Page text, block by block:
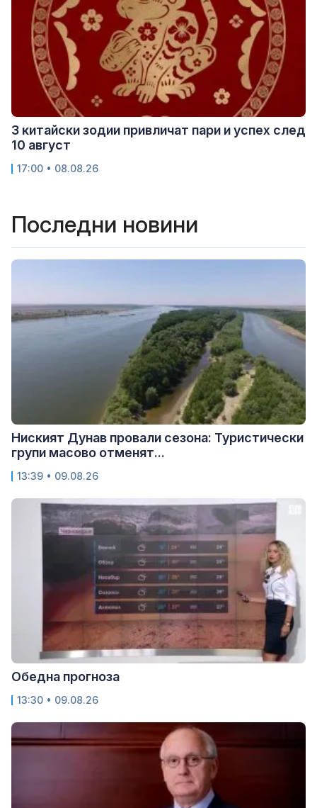
3 китайски зодии привличат пари и успех след
10 август
17:00 • 08.08.26
Последни новини
Ниският Дунав провали сезона: Туристически
групи масово отменят...
13:39 • 09.08.26
Обедна прогноза
13:30 • 09.08.26